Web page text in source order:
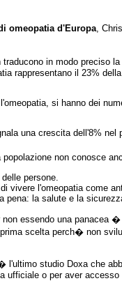
omeopatia d'Europa ,
in modo preciso
rappresentano il 23%
si hanno dei
una crescita dell'8%
non conosce
persone.
vivere l'omeopatia come
pena: la salute e la
essendo una panacea
scelta perch� non
l'ultimo studio Doxa che
ufficiale o per aver